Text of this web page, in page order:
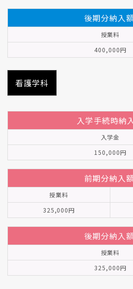
後期分納入
授業料
400,000円
看護学科
入学手続時納
入学金
150,000円
前期分納入
授業料
325,000円
後期分納入
授業料
325,000円